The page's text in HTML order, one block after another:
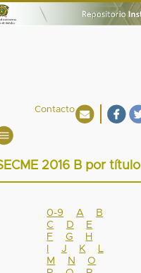
Contacto
2016 B por título
0-9 A
B
C
D
E
F
G
H
J K
M
N
O